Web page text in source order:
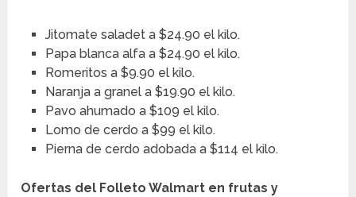
Jitomate saladet a $24.90 el kilo.
Papa blanca alfa a $24.90 el kilo.
Romeritos a $9.90 el kilo.
Naranja a granel a $19.90 el kilo.
Pavo ahumado a $109 el kilo.
Lomo de cerdo a $99 el kilo.
Pierna de cerdo adobada a $114 el kilo.
Ofertas del Folleto Walmart en frutas y